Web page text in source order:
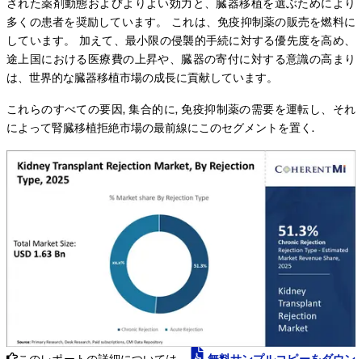
多くの患者を奨励しています。 これは、免疫抑制薬の販売を燃料に
しています。 加えて、最小限の侵襲的手続に対する優先度を高め、
途上国における医療費の上昇や、臓器の寄付に対する意識の高まり
は、世界的な臓器移植市場の成長に貢献しています。
これらのすべての要因, 集合的に, 免疫抑制薬の需要を運転し、それ
によって腎臓移植拒絶市場の最前線にこのセグメントを置く.